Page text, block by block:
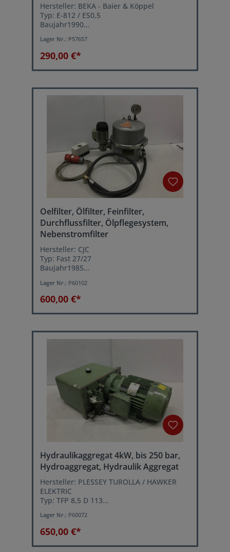
Hersteller: BEKA - Baier & Köppel
Typ: E-812 / ES0,5
Baujahr1990
Betriebsdruck: 15 bar
Netzanschluß: 400 Volt, 50 Hz
Lager Nr.: P57657
290,00 €*
Oelfilter, Ölfilter, Feinfilter,
Durchflussfilter, Ölpflegesystem,
Nebenstromfilter
Hersteller: CJC
Typ: Fast 27/27
Baujahr1985
Zellulosefilter Ø 270 mm
Inhalt: 20 Liter
Lager Nr.: P60102
600,00 €*
Hydraulikaggregat 4kW, bis 250 bar,
Hydroaggregat, Hydraulik Aggregat
Hersteller: PLESSEY TUROLLA / HAWKER
ELEKTRIC
Typ: TFP 8,5 D 113
Betriebsdruck: 250 bar
Volumenstrom: 11 Liter/min.
Tankinhalt: ca. 16 Liter
Motorleistung: 4 kW
Lager Nr.: P60072
650,00 €*